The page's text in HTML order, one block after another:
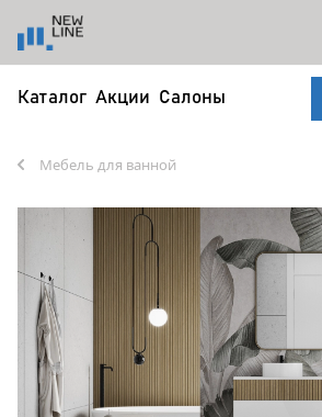
Каталог Акции Салоны
Мебель для ванной